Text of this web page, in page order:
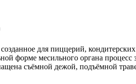
для пиццерий,
форме месильного органа
съёмной дежой, подъёмной